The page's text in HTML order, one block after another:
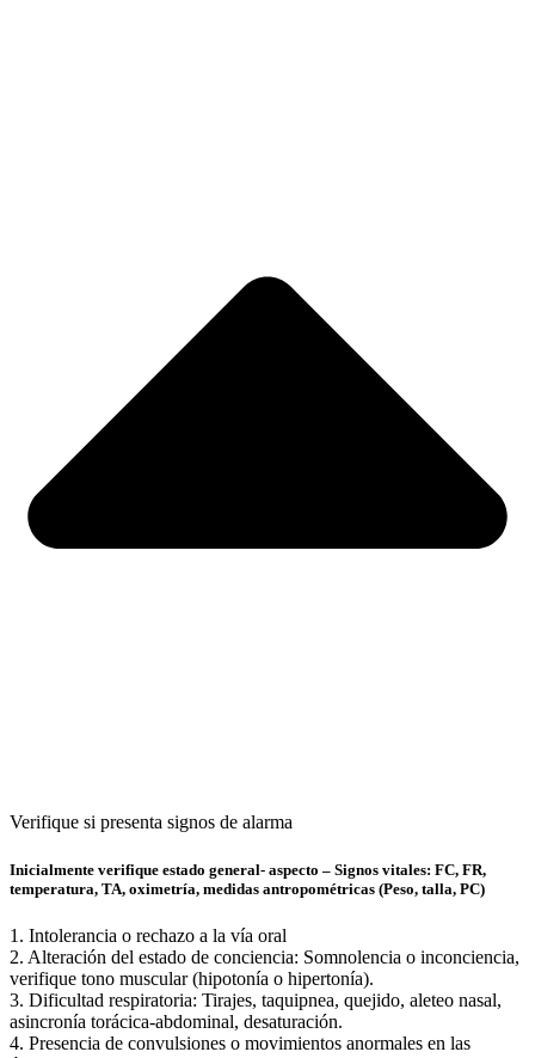
Verifique si presenta signos de alarma
Inicialmente verifique estado general- aspecto – Signos vitales: FC, FR,
temperatura, TA, oximetría, medidas antropométricas (Peso, talla, PC)
1. Intolerancia o rechazo a la vía oral
2. Alteración del estado de conciencia: Somnolencia o inconciencia,
verifique tono muscular (hipotonía o hipertonía).
3. Dificultad respiratoria: Tirajes, taquipnea, quejido, aleteo nasal,
asincronía torácica-abdominal, desaturación.
4. Presencia de convulsiones o movimientos anormales en las